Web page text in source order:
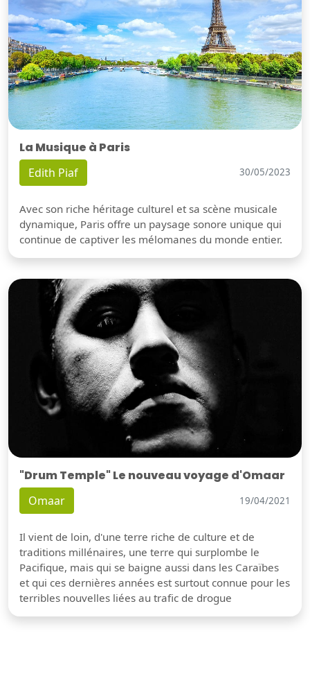
La Musique à Paris
Edith Piaf 30/05/2023
Avec son riche héritage culturel et sa scène musicale
dynamique, Paris offre un paysage sonore unique qui
continue de captiver les mélomanes du monde entier.
"Drum Temple" Le nouveau voyage d'Omaar
Omaar 19/04/2021
Il vient de loin, d'une terre riche de culture et de
traditions millénaires, une terre qui surplombe le
Pacifique, mais qui se baigne aussi dans les Caraïbes
et qui ces dernières années est surtout connue pour les
terribles nouvelles liées au trafic de drogue